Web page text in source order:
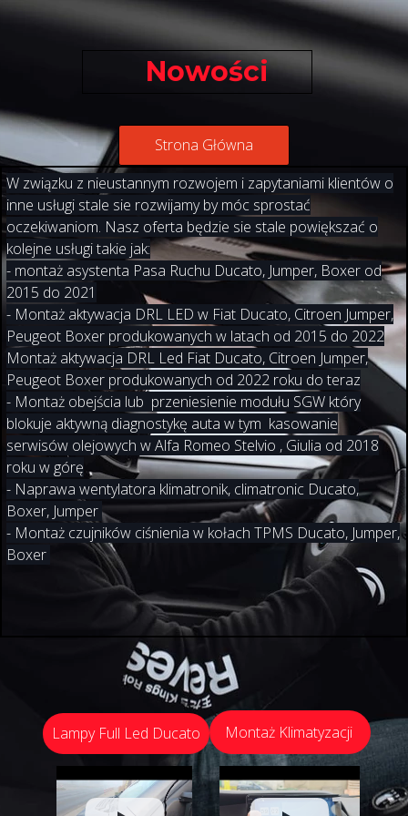
Montaż Klimatyzacji
Lampy Full Led Ducato
Strona Główna
W związku z nieustannym rozwojem i zapytaniami klientów o
inne usługi stale sie rozwijamy by móc sprostać
oczekiwaniom. Nasz oferta będzie sie stale powiększać o
kolejne usługi takie jak:
- montaż asystenta Pasa Ruchu Ducato, Jumper, Boxer od
2015 do 2021
- Montaż aktywacja DRL LED w Fiat Ducato, Citroen Jumper,
Peugeot Boxer produkowanych w latach od 2015 do 2022
Montaż aktywacja DRL Led Fiat Ducato, Citroen Jumper,
Peugeot Boxer produkowanych od 2022 roku do teraz
- Montaż obejścia lub przeniesienie modułu SGW który
blokuje aktywną diagnostykę auta w tym kasowanie
serwisów olejowych w Alfa Romeo Stelvio , Giulia od 2018
roku w górę
- Naprawa wentylatora klimatronik, climatronic Ducato,
Boxer, Jumper
- Montaż czujników ciśnienia w kołach TPMS Ducato, Jumper,
Boxer
Nowości